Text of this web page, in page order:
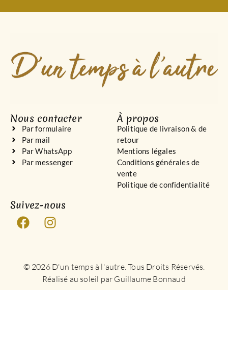
Nous contacter
Par formulaire
Par mail
Par WhatsApp
Par messenger
À propos
Politique de livraison & de
retour
Mentions légales
Conditions générales de
vente
Politique de confidentialité
Suivez-nous
© 2026 D'un temps à l'autre. Tous Droits Réservés.
Réalisé au soleil par Guillaume Bonnaud